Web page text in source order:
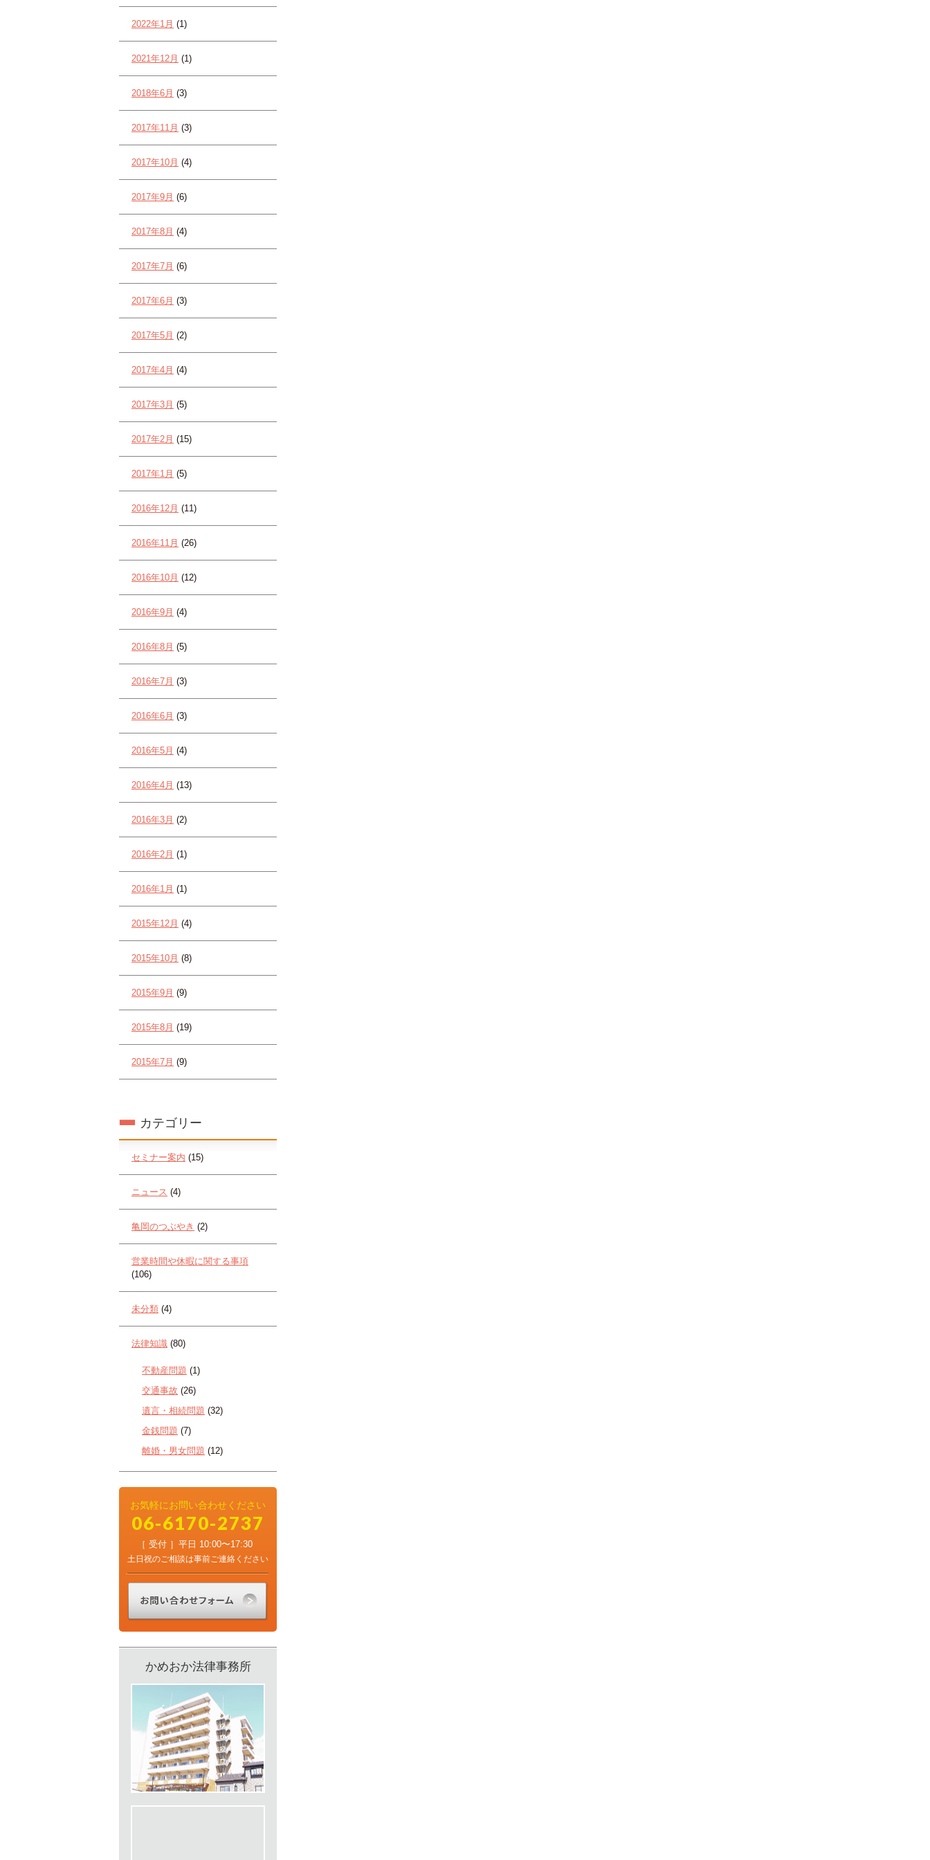
2022年1月 (1)
2021年12月 (1)
2018年6月 (3)
2017年11月 (3)
2017年10月 (4)
2017年9月 (6)
2017年8月 (4)
2017年7月 (6)
2017年6月 (3)
2017年5月 (2)
2017年4月 (4)
2017年3月 (5)
2017年2月 (15)
2017年1月 (5)
2016年12月 (11)
2016年11月 (26)
2016年10月 (12)
2016年9月 (4)
2016年8月 (5)
2016年7月 (3)
2016年6月 (3)
2016年5月 (4)
2016年4月 (13)
2016年3月 (2)
2016年2月 (1)
2016年1月 (1)
2015年12月 (4)
2015年10月 (8)
2015年9月 (9)
2015年8月 (19)
2015年7月 (9)
カテゴリー
セミナー案内 (15)
ニュース (4)
亀岡のつぶやき (2)
営業時間や休暇に関する事項
(106)
未分類 (4)
法律知識 (80)
不動産問題 (1)
交通事故 (26)
遺言・相続問題 (32)
金銭問題 (7)
離婚・男女問題 (12)
お気軽にお問い合わせください
06-6170-2737
［ 受付 ］平日 10:00〜17:30
土日祝のご相談は事前ご連絡ください
かめおか法律事務所